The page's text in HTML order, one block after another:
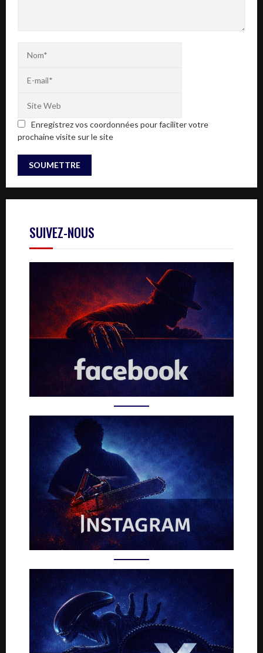
Enregistrez vos coordonnées pour faciliter votre
prochaine visite sur le site
SUIVEZ-NOUS